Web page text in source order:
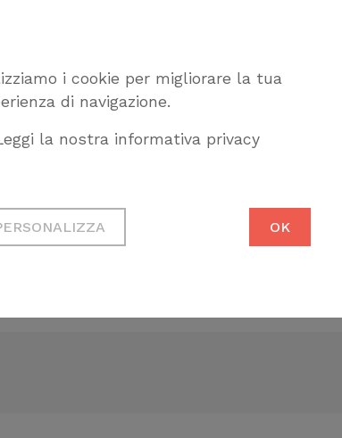
i cookie per migliorare la tua
di navigazione.
la nostra informativa privacy
Necessari per permetterti di
fruire correttamente del sito
OK
di registrazione al webinar. A
e-mail indicato nel
il link al quale collegarsi per la
sui canali YouTube del CNAPPC, in